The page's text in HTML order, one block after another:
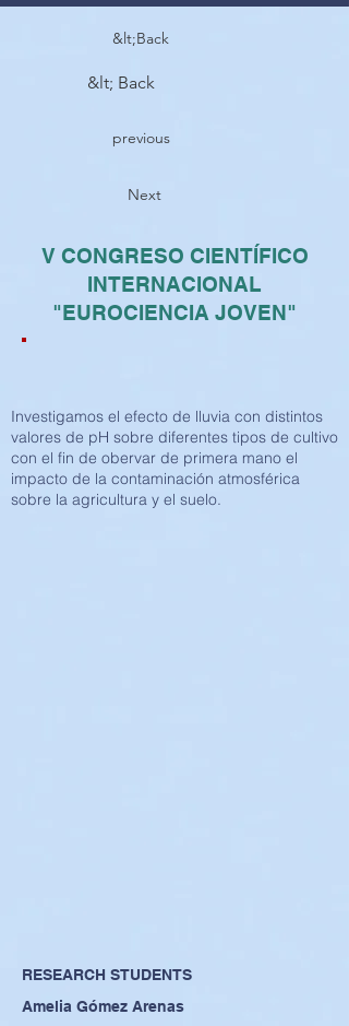
&lt;Back
&lt; Back
previous
Next
V CONGRESO CIENTÍFICO
INTERNACIONAL
"EUROCIENCIA JOVEN"
Investigamos el efecto de lluvia con distintos
valores de pH sobre diferentes tipos de cultivo
con el fin de obervar de primera mano el
impacto de la contaminación atmosférica
sobre la agricultura y el suelo.
RESEARCH STUDENTS
Amelia Gómez Arenas